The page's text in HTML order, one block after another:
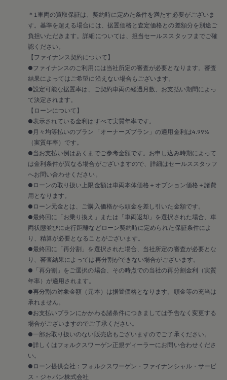
Photo: Golf eTSI R-Line ボディカラー：クリスタルアイスブルーメタリッ
ク (3Y) ＊有償オプションカラー／ブラックルーフ オプション装着車
対象期間2026年7月1日～9月30日まで
対象条件期間中にゴルフ（新車。GTIとRを含む。eTSI / TDI
Active Basic、R Black Edition IIを除く）をご成約および車両登
録を完了し、以下の条件を満たす下取り車をお持ちの方。
● 車検証
内の「初度登録年月」が2021年12月以前 ● 車検証
内の「登録年月日／交付年月日」が2026年6月25日以前 ●
ナンバープレートの分類番号の上一桁が3、5、7の車両（軽乗
用車を含む）● 商用車・二輪車・三輪車以外の車両
残価保証型ローン ソリューションズ、ソリューションズ プラ
スおよびオープンエンドリース 3年プランの適用金利は1.99%
（実質年率） ＊2となり、ソリューションズおよびオープンエ
ンドリース 5年プランの適用金利は3.49%（実質年率）
ります。
＊1 車検証=自動車検査証記録事項。＊2 表示金利適用は期間中（2026年7月1日～
2026年9月30日）に登録、およびファイナンス契約がなされた車両が対象となりま
＊1車両の買取保証は、契約時に定めた条件を満たす必要がございま
す。基準を超える場合には、据置価格と査定価格との差額分を別途ご
負担いただきます。詳細については、担当セールススタッフまでご確
認ください。
【ファイナンス契約について】
●ファイナンスのご利用には当社所定の審査が必要となります。審査
結果によってはご希望に沿えない場合もございます。
●設定可能な据置率は、ご契約車両の経過月数、お支払い期間によっ
て決定されます。
【ローンについて】
●表示されている金利はすべて実質年率です。
●月々均等払いのプラン「オーナーズプラン」の適用金利は4.99%
（実質年率）です。
●当お支払い例はあくまでご参考金額です。お申し込み時期によって
は金利条件が異なる場合がございますので、詳細はセールススタッフ
へお問い合わせください。
●ローンの取り扱い上限金額は車両本体価格＋オプション価格＋諸費
用となります。
●ローン元金とは、ご購入価格から頭金を差し引いた金額です。
●最終回に「お乗り換え」または「車両返却」を選択された場合、車
両状態並びに走行距離などローン契約時に定められた保証条件によ
り、精算が必要となることがございます。
●最終回に「再分割」を選択された場合、当社所定の審査が必要とな
り、審査結果によっては再分割ができない場合がございます。
●「再分割」をご選択の場合、その時点での当社の再分割金利（実質
年率）が適用されます。
●再分割の対象金額（元本）は据置価格となります。頭金等の充当は
承れません。
●お支払いプランにかかわる諸条件につきましては予告なく変更する
場合がございますのでご了承ください。
●一部お取り扱いのない販売店もございますのでご了承ください。
●詳しくはフォルクスワーゲン正規ディーラーにお問い合わせくださ
い。
●ローン提供会社：フォルクスワーゲン・ファイナンシャル・サービ
ス・ジャパン株式会社